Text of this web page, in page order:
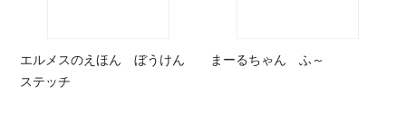
エルメスのえほん ぼうけん
ステッチ
まーるちゃん ふ～